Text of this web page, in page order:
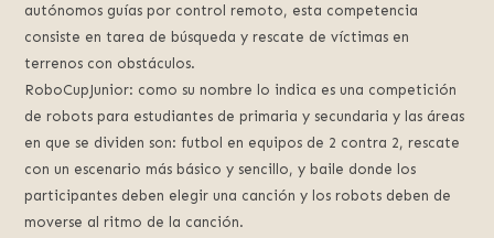
autónomos guías por control remoto, esta competencia
consiste en tarea de búsqueda y rescate de víctimas en
terrenos con obstáculos.
RoboCupJunior: como su nombre lo indica es una competición
de robots para estudiantes de primaria y secundaria y las áreas
en que se dividen son: futbol en equipos de 2 contra 2, rescate
con un escenario más básico y sencillo, y baile donde los
participantes deben elegir una canción y los robots deben de
moverse al ritmo de la canción.